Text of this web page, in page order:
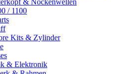
& Nockenwellen
/ 1100
Kits & Zylinder
& Elektronik